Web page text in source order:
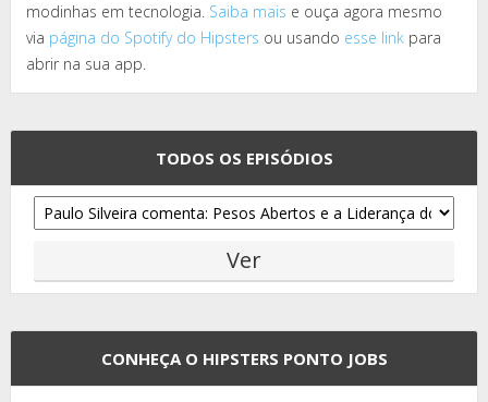
modinhas em tecnologia. Saiba mais e ouça agora mesmo
via página do Spotify do Hipsters ou usando esse link para
abrir na sua app.
TODOS OS EPISÓDIOS
CONHEÇA O HIPSTERS PONTO JOBS